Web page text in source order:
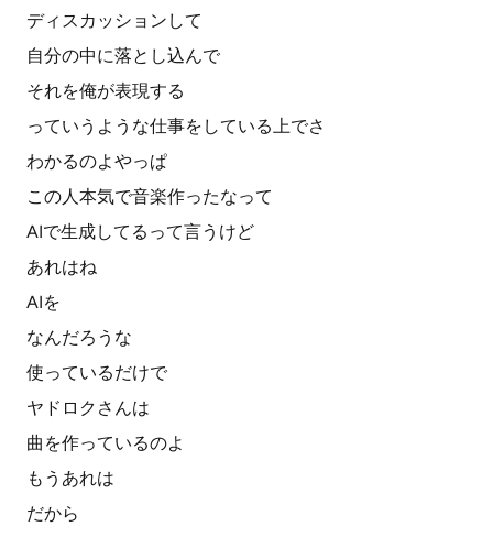
ディスカッションして
自分の中に落とし込んで
それを俺が表現する
っていうような仕事をしている上でさ
わかるのよやっぱ
この人本気で音楽作ったなって
AIで生成してるって言うけど
あれはね
AIを
なんだろうな
使っているだけで
ヤドロクさんは
曲を作っているのよ
もうあれは
だから